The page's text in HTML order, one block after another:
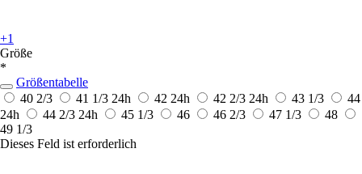
+1
Größe
*
Größentabelle
40 2/3
41 1/3 24h 42 24h 42 2/3 24h 43 1/3
44
24h
44 2/3 24h 45 1/3 46 46 2/3 47 1/3
48
49 1/3
Dieses Feld ist erforderlich